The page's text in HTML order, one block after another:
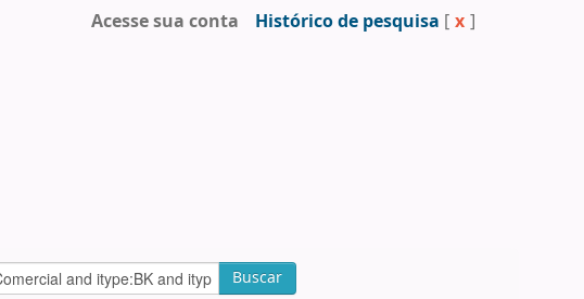
Acesse sua conta Histórico de pesquisa [ x ]
Buscar